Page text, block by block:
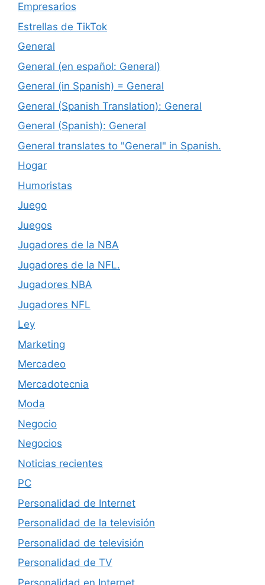
Empresarios
Estrellas de TikTok
General
General (en español: General)
General (in Spanish) = General
General (Spanish Translation): General
General (Spanish): General
General translates to "General" in Spanish.
Hogar
Humoristas
Juego
Juegos
Jugadores de la NBA
Jugadores de la NFL.
Jugadores NBA
Jugadores NFL
Ley
Marketing
Mercadeo
Mercadotecnia
Moda
Negocio
Negocios
Noticias recientes
PC
Personalidad de Internet
Personalidad de la televisión
Personalidad de televisión
Personalidad de TV
Personalidad en Internet